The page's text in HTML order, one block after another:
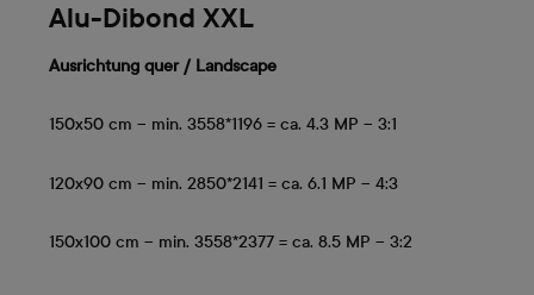
Alu-Dibond XXL
Ausrichtung quer / Landscape
150x50 cm – min. 3558*1196 = ca. 4.3 MP – 3:1
120x90 cm – min. 2850*2141 = ca. 6.1 MP – 4:3
150x100 cm – min. 3558*2377 = ca. 8.5 MP – 3:2